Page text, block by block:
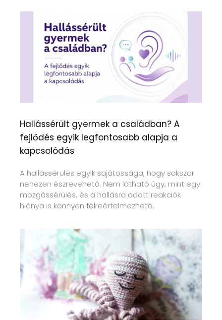
Hallássérült gyermek a családban? A
fejlődés egyik legfontosabb alapja a
kapcsolódás
A hallássérülés egyik sajátossága, hogy sokszor
nehezen észrevehető. Nem látható úgy, mint egy
mozgássérülés, és a hallásra adott reakciók
hiánya is könnyen félreértelmezhető.